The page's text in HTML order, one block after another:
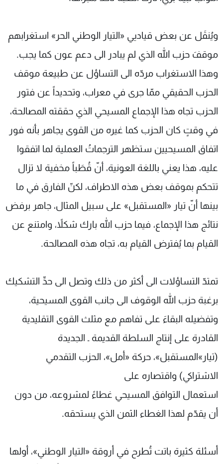
ويُنقَل عن بعض قياديي «التيار الوطني الحر» استغرابهم
موقفَ حزب الله الذي لم يبادر الى دعم عون كما يجب.
وهذا الاستغراب مردّه الى التساؤل عن طبيعة موقف
الحزب الحقيقي ممّا جرى في معراب، وتحديداً عن فتور
الحزب تجاه هذا الإجماع المسيحي الذي حققته المصالحة،
في وقتٍ كان الحزب كما غيره من القوى يجاهر بأنه فور
اتفاق المسيحيين ستظهر الترجماتُ العملية لما اتفقوا
عليه، هذا يعني باللغة العونية، أنّ قُطَباً مخفية لا تزال
تتحكم بموقف بعض هذه الاطراف، لكنّ الفارق في ما
بينها أنّ تيار «المستقبل» على سبيل المثال، جاهر برفض
نتائج هذا الإجماع، فيما حزب الله بارك شكلاً، وامتنع عن
القيام بما يُفترض القيام به، تجاه هذه المصالحة.
تمتدّ التساؤلات الى أكثر من ذلك وتصل الى حدِّ التشكيك
برغبة حزب الله الوقوف الى جانب القوى المسيحية،
وتفضيله البقاءَ على تفاهم مع مثلث القوى التقليدية
القادرة على إنتاج السلطة القديمة ـ الجديدة
(تيار»المستقبل»، حركة «أمل»، الحزب التقدمي
الاشتراكي) واقتصاره على
استعمال التوافق المسيحي غطاءً لمشروعه، من دون
أن يقدّم لهذا الغطاء الثمن الذي يستحقه.
أسئلة كثيرة باتت تُطرح في أروقة «التيار الوطني»، أولها